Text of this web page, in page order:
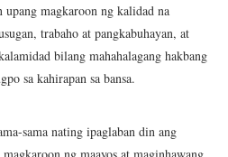
upang magkaroon ng kalidad na
trabaho at pangkabuhayan, at
bilang mahahalagang hakbang
sa kahirapan sa bansa.
sama nating ipaglaban din ang